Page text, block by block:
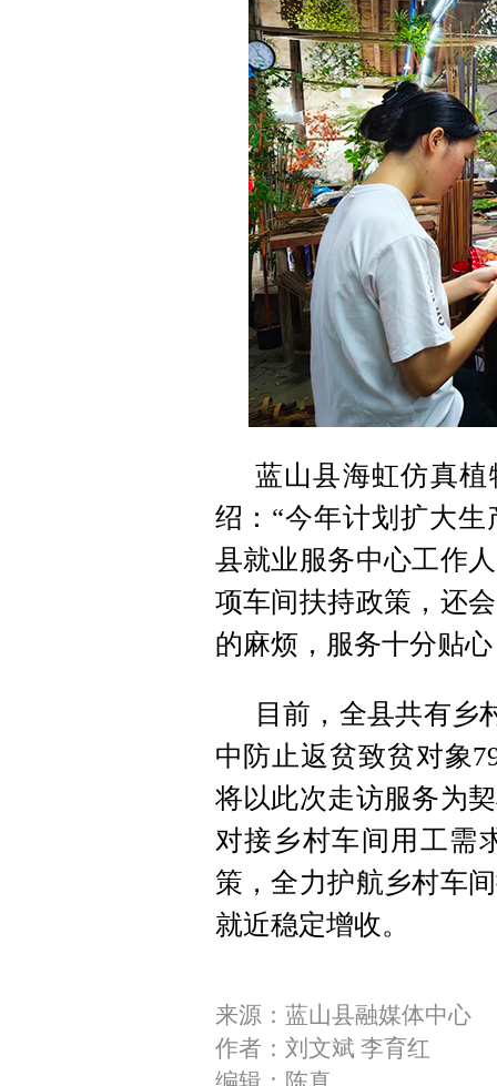
蓝山县海虹仿真
绍：“今年计划扩大
县就业服务中心工作
项车间扶持政策，还
的麻烦，服务十分贴
目前，全县共有乡
中防止返贫致贫对象
将以此次走访服务为
对接乡村车间用工需
策，全力护航乡村车
就近稳定增收。
来源：蓝山县融媒体中心
作者：刘文斌 李育红